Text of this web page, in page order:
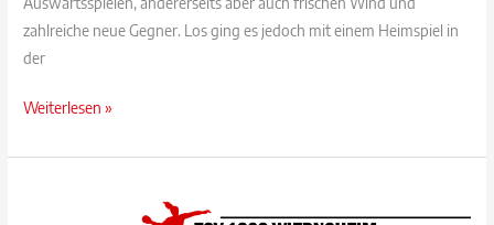
zahlreiche neue Gegner. Los ging es jedoch mit einem Heimspiel in
der
Erfolgreicher
für
Weiterlesen »